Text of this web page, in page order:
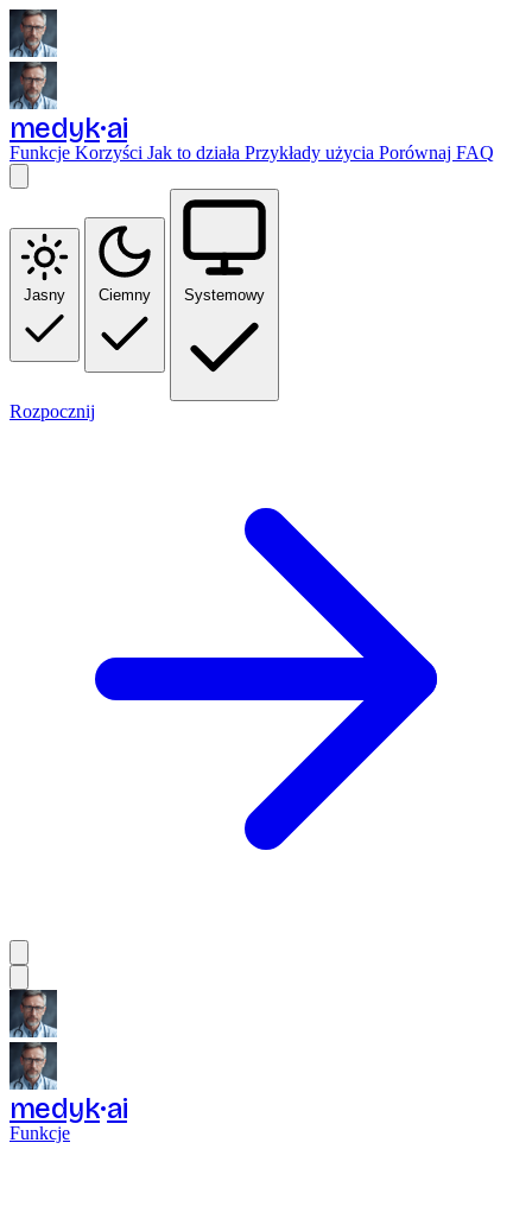
medyk ai
Funkcje Korzyści Jak to działa Przykłady użycia Porównaj FAQ
Jasny Ciemny Systemowy
Rozpocznij
medyk ai
Funkcje